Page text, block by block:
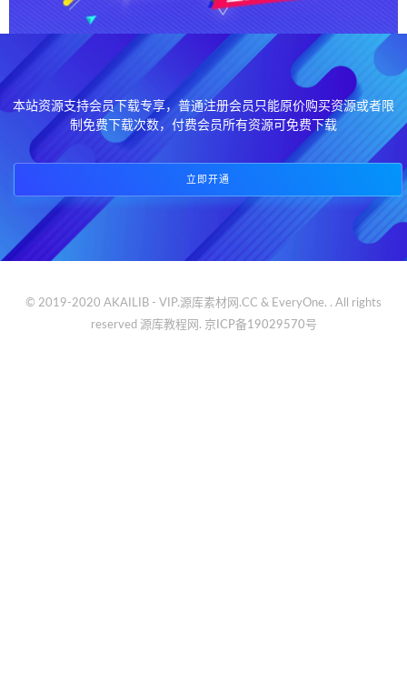
本站资源支持会员下载专享，普通注册会员只能原价购买资源或者限
制免费下载次数，付费会员所有资源可免费下载
立即开通
© 2019-2020 AKAILIB - VIP.源库素材网.CC & EveryOne. . All rights
reserved 源库教程网. 京ICP备19029570号